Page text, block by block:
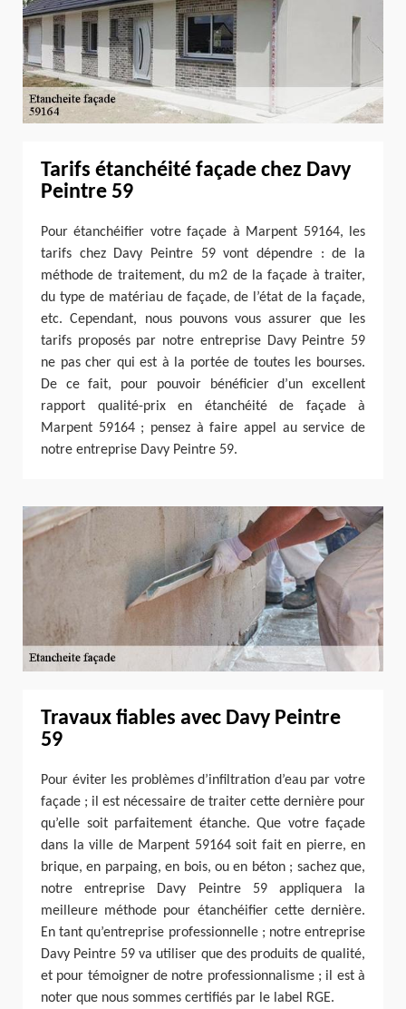
Tarifs étanchéité façade chez Davy
Peintre 59
Pour étanchéifier votre façade à Marpent 59164, les
tarifs chez Davy Peintre 59 vont dépendre : de la
méthode de traitement, du m2 de la façade à traiter,
du type de matériau de façade, de l’état de la façade,
etc. Cependant, nous pouvons vous assurer que les
tarifs proposés par notre entreprise Davy Peintre 59
ne pas cher qui est à la portée de toutes les bourses.
De ce fait, pour pouvoir bénéficier d’un excellent
rapport qualité-prix en étanchéité de façade à
Marpent 59164 ; pensez à faire appel au service de
notre entreprise Davy Peintre 59.
Travaux fiables avec Davy Peintre
59
Pour éviter les problèmes d’infiltration d’eau par votre
façade ; il est nécessaire de traiter cette dernière pour
qu’elle soit parfaitement étanche. Que votre façade
dans la ville de Marpent 59164 soit fait en pierre, en
brique, en parpaing, en bois, ou en béton ; sachez que,
notre entreprise Davy Peintre 59 appliquera la
meilleure méthode pour étanchéifier cette dernière.
En tant qu’entreprise professionnelle ; notre entreprise
Davy Peintre 59 va utiliser que des produits de qualité,
et pour témoigner de notre professionnalisme ; il est à
noter que nous sommes certifiés par le label RGE.